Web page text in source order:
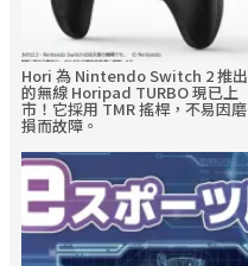
Hori 為 Nintendo Switch 2 推出
的無線 Horipad TURBO 現已上
市！它採用 TMR 搖桿，不易因磨
損而故障。